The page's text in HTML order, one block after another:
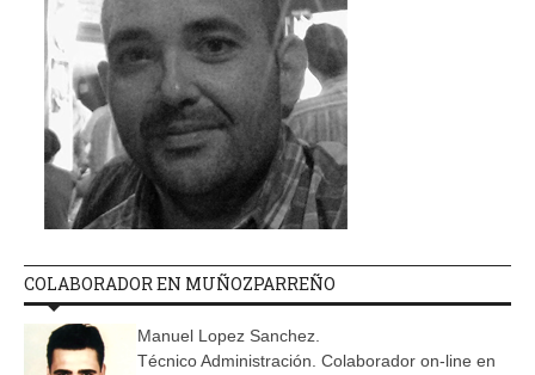
COLABORADOR EN MUÑOZPARREÑO
Manuel Lopez Sanchez.
Técnico Administración. Colaborador on-line en